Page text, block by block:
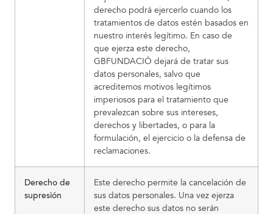
derecho podrá ejercerlo cuando los
tratamientos de datos estén basados en
nuestro interés legítimo. En caso de
que ejerza este derecho,
GBFUNDACIÓ dejará de tratar sus
datos personales, salvo que
acreditemos motivos legítimos
imperiosos para el tratamiento que
prevalezcan sobre sus intereses,
derechos y libertades, o para la
formulación, el ejercicio o la defensa de
reclamaciones.
Derecho de
supresión
Este derecho permite la cancelación de
sus datos personales. Una vez ejerza
este derecho sus datos no serán